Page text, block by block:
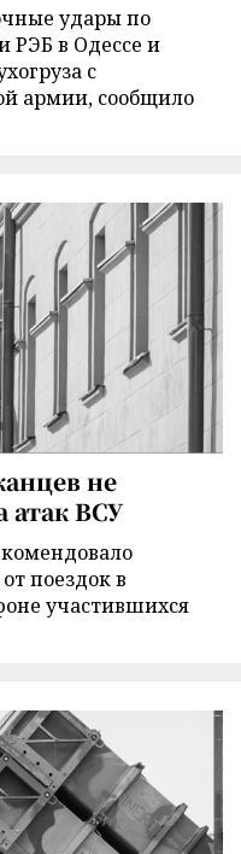
удары по
РЭБ в Одессе и
с
армии, сообщило
не
атак ВСУ
поездок в
участившихся